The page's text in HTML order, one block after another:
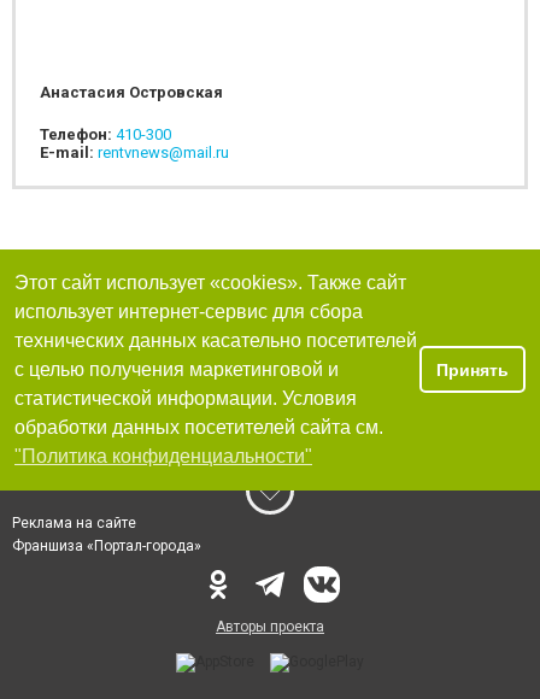
Анастасия Островская
Телефон: 410-300
E-mail: rentvnews@mail.ru
Этот сайт использует «cookies». Также сайт
использует интернет-сервис для сбора
технических данных касательно посетителей
с целью получения маркетинговой и
статистической информации. Условия
обработки данных посетителей сайта см.
"Политика конфиденциальности"
Принять
Реклама на сайте
Франшиза «Портал-города»
Авторы проекта